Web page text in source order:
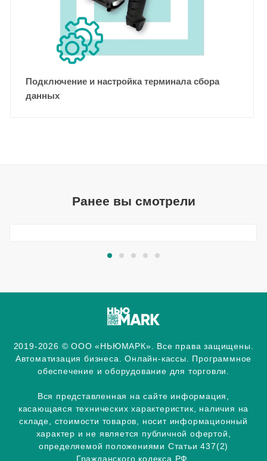
Подключение и настройка терминала сбора
данных
Ранее вы смотрели
2019-2026 © ООО «НЬЮМАРК». Все права защищены.
Автоматизация бизнеса. Онлайн-кассы. Программное
обеспечение и оборудование для торговли.
Вся представленная на сайте информация,
касающаяся технических характеристик, наличия на
складе, стоимости товаров, носит информационный
характер и не является публичной офертой,
определяемой положениями Статьи 437(2)
Гражданского кодекса РФ.